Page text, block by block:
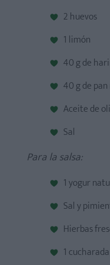
2 huevos
1 limón
40 g de
40 g de
Aceite de
Sal
Para la salsa:
1 yogur
Sal y
Hierbas
1